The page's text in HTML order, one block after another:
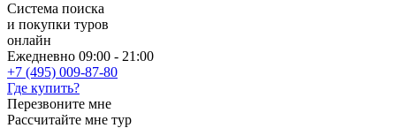
Система поиска
и покупки туров
онлайн
Ежедневно 09:00 - 21:00
+7 (495) 009-87-80
Где купить?
Перезвоните мне
Рассчитайте мне тур